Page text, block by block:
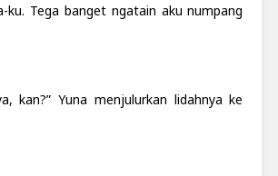
ku. Tega banget ngatain aku numpang
kan?” Yuna menjulurkan lidahnya ke